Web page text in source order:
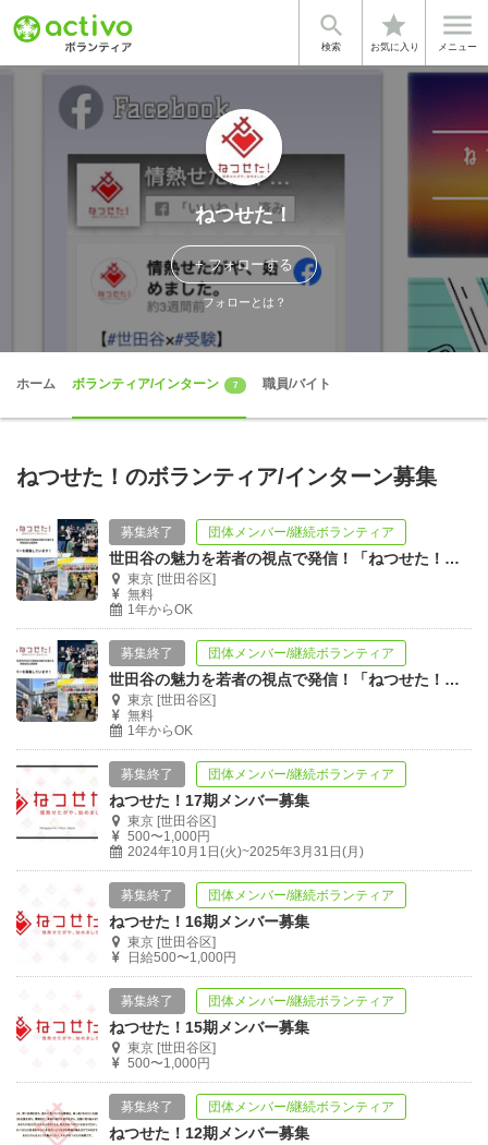

検索
star
お気に入り

メニュー
ねつせた！
+ フォローする
フォローとは？
ホーム ボランティア/インターン 7 職員/バイト
ねつせた！のボランティア/インターン募集
募集終了 団体メンバー/継続ボランティア
世田谷の魅力を若者の視点で発信！「ねつせた！」新メンバーを募集しています
東京 [世田谷区]
無料
1年からOK
募集終了 団体メンバー/継続ボランティア
世田谷の魅力を若者の視点で発信！「ねつせた！」新メンバーを募集しています
東京 [世田谷区]
無料
1年からOK
募集終了 団体メンバー/継続ボランティア
ねつせた！17期メンバー募集
東京 [世田谷区]
500〜1,000円
2024年10月1日(火)~2025年3月31日(月)
募集終了 団体メンバー/継続ボランティア
ねつせた！16期メンバー募集
東京 [世田谷区]
日給500〜1,000円
募集終了 団体メンバー/継続ボランティア
ねつせた！15期メンバー募集
東京 [世田谷区]
500〜1,000円
募集終了 団体メンバー/継続ボランティア
ねつせた！12期メンバー募集